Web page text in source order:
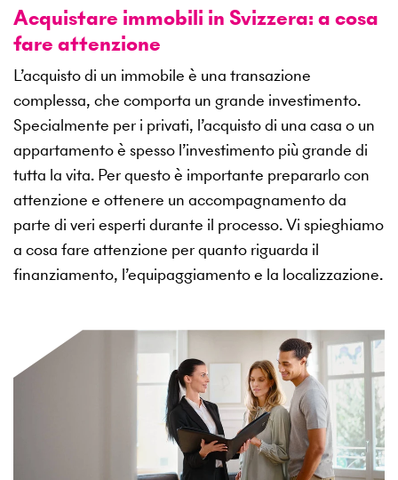
Acquistare immobili in Svizzera: a cosa
fare attenzione
L’acquisto di un immobile è una transazione
complessa, che comporta un grande investimento.
Specialmente per i privati, l’acquisto di una casa o un
appartamento è spesso l’investimento più grande di
tutta la vita. Per questo è importante prepararlo con
attenzione e ottenere un accompagnamento da
parte di veri esperti durante il processo. Vi spieghiamo
a cosa fare attenzione per quanto riguarda il
finanziamento, l’equipaggiamento e la localizzazione.